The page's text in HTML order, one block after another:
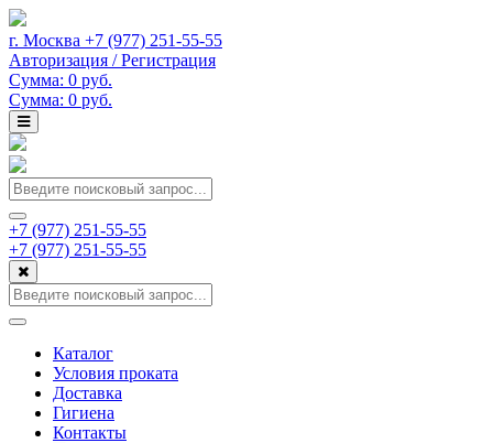
г. Москва +7 (977) 251-55-55
Авторизация / Регистрация
Сумма: 0 руб.
Cумма: 0 руб.
+7 (977) 251-55-55
+7 (977) 251-55-55
Каталог
Условия проката
Доставка
Гигиена
Контакты